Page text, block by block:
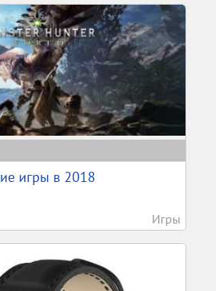
игры в 2018
Игры